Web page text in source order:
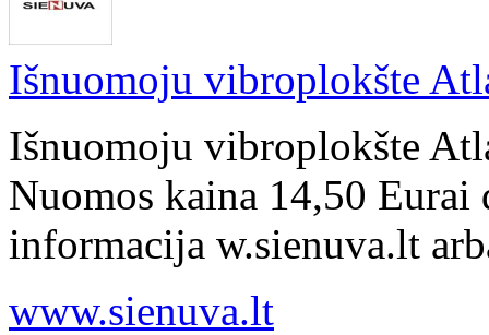
Išnuomoju vibroplokšte
Išnuomoju vibroplokšte
Nuomos kaina 14,50 Eurai
informacija w.sienuva.lt
www.sienuva.lt